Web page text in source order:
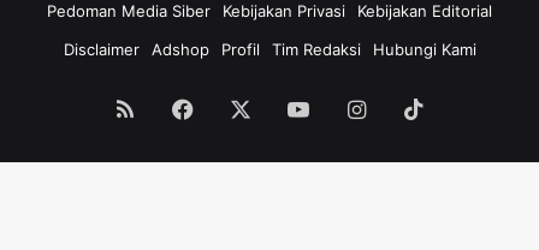
Pedoman Media Siber
Kebijakan Privasi
Kebijakan Editorial
Disclaimer
Adshop Profil Tim Redaksi Hubungi Kami
RSS Facebook YouTubeInstagram